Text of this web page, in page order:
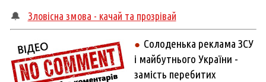
🔔 Зловісна змова - качай та прозрівай
● Солоденька реклама ЗСУ
і майбутнього України -
замість перебитих